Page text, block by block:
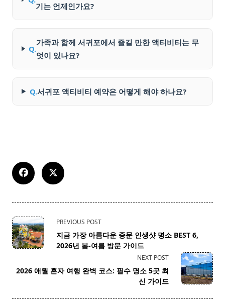
기는 언제인가요?
Q.
가족과 함께 서귀포에서 즐길 만한 액티비티는 무
엇이 있나요?
Q.서귀포 액티비티 예약은 어떻게 해야 하나요?
<span
class="nav-
subtitle
reader-
PREVIOUS POST
지금 가장 아름다운 중문 인생샷 명소 BEST 6,
2026년 봄-여름 방문 가이드
NEXT POST
2026 애월 혼자 여행 완벽 코스: 필수 명소 5곳 최
신 가이드